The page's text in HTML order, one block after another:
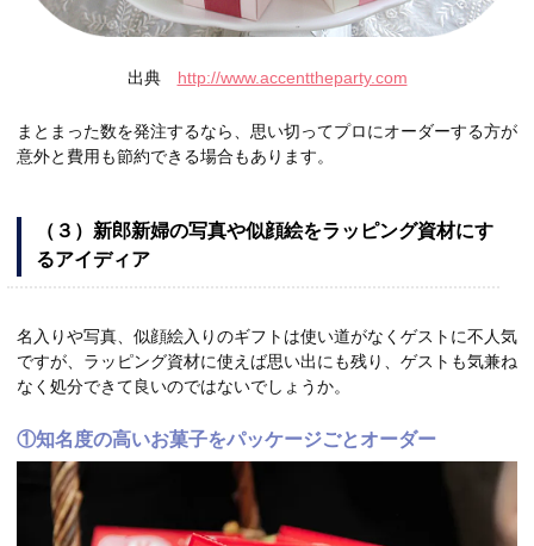
出典 http://www.accenttheparty.com
まとまった数を発注するなら、思い切ってプロにオーダーする方が
意外と費用も節約できる場合もあります。
（３）新郎新婦の写真や似顔絵をラッピング資材にす
るアイディア
名入りや写真、似顔絵入りのギフトは使い道がなくゲストに不人気
ですが、ラッピング資材に使えば思い出にも残り、ゲストも気兼ね
なく処分できて良いのではないでしょうか。
①知名度の高いお菓子をパッケージごとオーダー